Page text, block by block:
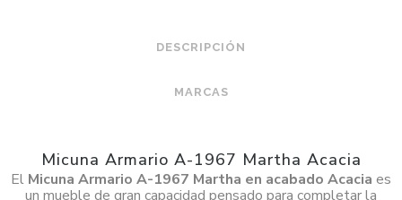
DESCRIPCIÓN
MARCAS
Micuna Armario A-1967 Martha Acacia
El Micuna Armario A-1967 Martha en acabado Acacia es
un mueble de gran capacidad pensado para completar la